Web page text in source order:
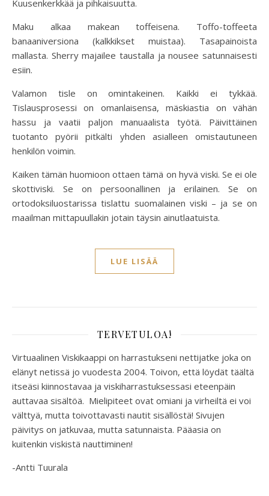
Kuusenkerkkää ja pihkaisuutta.
Maku alkaa makean toffeisena. Toffo-toffeeta
banaaniversiona (kalkkikset muistaa). Tasapainoista
mallasta. Sherry majailee taustalla ja nousee satunnaisesti
esiin.
Valamon tisle on omintakeinen. Kaikki ei tykkää.
Tislausprosessi on omanlaisensa, mäskiastia on vähän
hassu ja vaatii paljon manuaalista työtä. Päivittäinen
tuotanto pyörii pitkälti yhden asialleen omistautuneen
henkilön voimin.
Kaiken tämän huomioon ottaen tämä on hyvä viski. Se ei ole
skottiviski. Se on persoonallinen ja erilainen. Se on
ortodoksiluostarissa tislattu suomalainen viski – ja se on
maailman mittapuullakin jotain täysin ainutlaatuista.
LUE LISÄÄ
TERVETULOA!
Virtuaalinen Viskikaappi on harrastukseni nettijatke joka on
elänyt netissä jo vuodesta 2004. Toivon, että löydät täältä
itseäsi kiinnostavaa ja viskiharrastuksessasi eteenpäin
auttavaa sisältöä. Mielipiteet ovat omiani ja virheiltä ei voi
välttyä, mutta toivottavasti nautit sisällöstä! Sivujen
päivitys on jatkuvaa, mutta satunnaista. Pääasia on
kuitenkin viskistä nauttiminen!
-Antti Tuurala